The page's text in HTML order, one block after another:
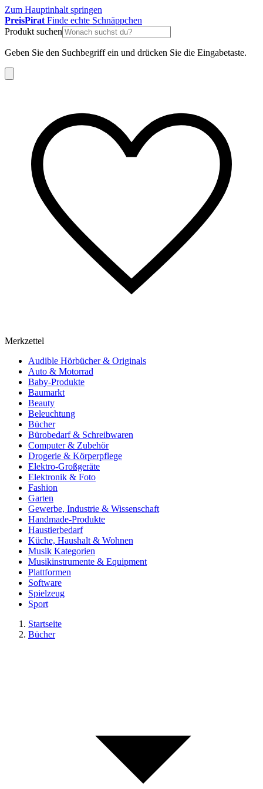
Zum Hauptinhalt springen
PreisPirat Finde echte Schnäppchen
Produkt suchen
Geben Sie den Suchbegriff ein und drücken Sie die Eingabetaste.
Merkzettel
Audible Hörbücher & Originals
Auto & Motorrad
Baby-Produkte
Baumarkt
Beauty
Beleuchtung
Bücher
Bürobedarf & Schreibwaren
Computer & Zubehör
Drogerie & Körperpflege
Elektro-Großgeräte
Elektronik & Foto
Fashion
Garten
Gewerbe, Industrie & Wissenschaft
Handmade-Produkte
Haustierbedarf
Küche, Haushalt & Wohnen
Musik Kategorien
Musikinstrumente & Equipment
Plattformen
Software
Spielzeug
Sport
Startseite
Bücher